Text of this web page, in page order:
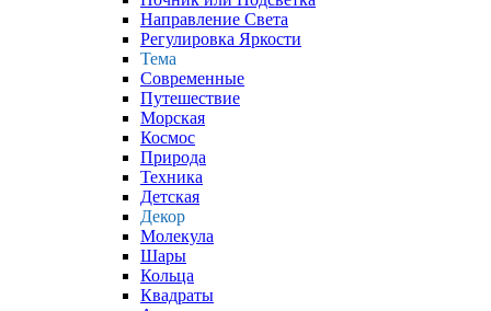
Направление Света
Регулировка Яркости
Тема
Современные
Путешествие
Морская
Космос
Природа
Техника
Детская
Декор
Молекула
Шары
Кольца
Квадраты